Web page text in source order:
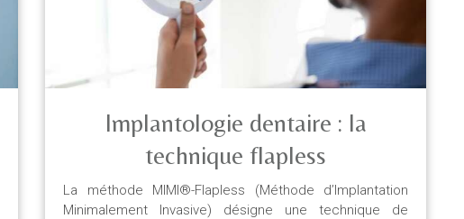
Implantologie dentaire : la
technique flapless
La méthode MIMI®-Flapless (Méthode d’Implantation
Minimalement Invasive) désigne une technique de